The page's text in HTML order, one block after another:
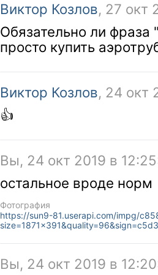
Виктор Козлов, 27 окт
Обязательно ли фраза
просто купить
Виктор Козлов, 24 окт
👍
Вы, 24 окт 2019 в
остальное вроде норм
Фотография
https://sun9-81.userapi.com/impg/
Вы, 24 окт 2019 в